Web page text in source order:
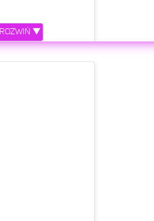
ROZWIŃ ▼